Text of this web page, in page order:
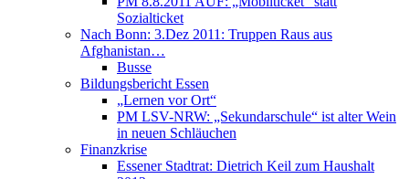
Sozialticket
Nach Bonn: 3.Dez 2011: Truppen Raus aus
Afghanistan…
Busse
Bildungsbericht Essen
„Lernen vor Ort“
PM LSV-NRW: „Sekundarschule“ ist alter Wein
in neuen Schläuchen
Finanzkrise
Essener Stadtrat: Dietrich Keil zum Haushalt